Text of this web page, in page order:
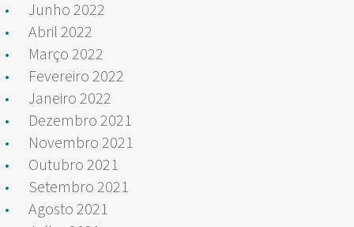
Junho 2022
Abril 2022
Março 2022
Fevereiro 2022
Janeiro 2022
Dezembro 2021
Novembro 2021
Outubro 2021
Setembro 2021
Agosto 2021